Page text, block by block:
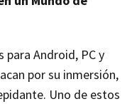
para Android, PC y
por su inmersión,
Uno de estos